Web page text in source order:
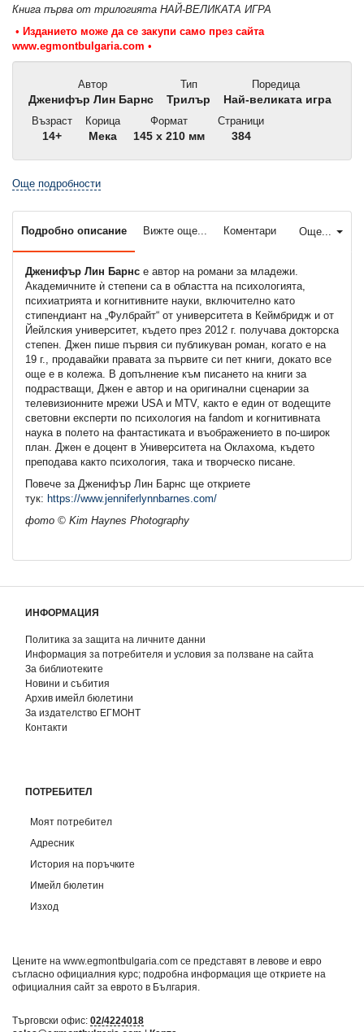
Книга първа от трилогията НАЙ-ВЕЛИКАТА ИГРА
• Изданието може да се закупи само през сайта
www.egmontbulgaria.com •
Автор
Дженифър Лин Барнс
Тип
Трилър
Поредица
Най-великата игра
Възраст
14+
Корица
Мека
Формат
145 x 210 мм
Страници
384
Още подробности
Още...
Подробно описание Вижте още... Коментари
Дженифър Лин Барнс е автор на романи за младежи.
Академичните ѝ степени са в областта на психологията,
психиатрията и когнитивните науки, включително като
стипендиант на „Фулбрайт“ от университета в Кеймбридж и от
Йейлския университет, където през 2012 г. получава докторска
степен. Джен пише първия си публикуван роман, когато е на
19 г., продавайки правата за първите си пет книги, докато все
още е в колежа. В допълнение към писането на книги за
подрастващи, Джен е автор и на оригинални сценарии за
телевизионните мрежи USA и MTV, както е един от водещите
световни експерти по психология на fandom и когнитивната
наука в полето на фантастиката и въображението в по-широк
план. Джен е доцент в Университета на Оклахома, където
преподава както психология, така и творческо писане.
Повече за Дженифър Лин Барнс ще откриете
тук: https://www.jenniferlynnbarnes.com/
фото © Kim Haynes Photography
ИНФОРМАЦИЯ
Политика за защита на личните данни
Информация за потребителя и условия за ползване на сайта
За библиотеките
Новини и събития
Архив имейл бюлетини
За издателство ЕГМОНТ
Контакти
ПОТРЕБИТЕЛ
Моят потребител
Адресник
История на поръчките
Имейл бюлетин
Изход
Цените на www.egmontbulgaria.com се представят в левове и евро
съгласно официалния курс; подробна информация ще откриете на
официалния сайт за еврото в България
Търговски офис: 02/4224018